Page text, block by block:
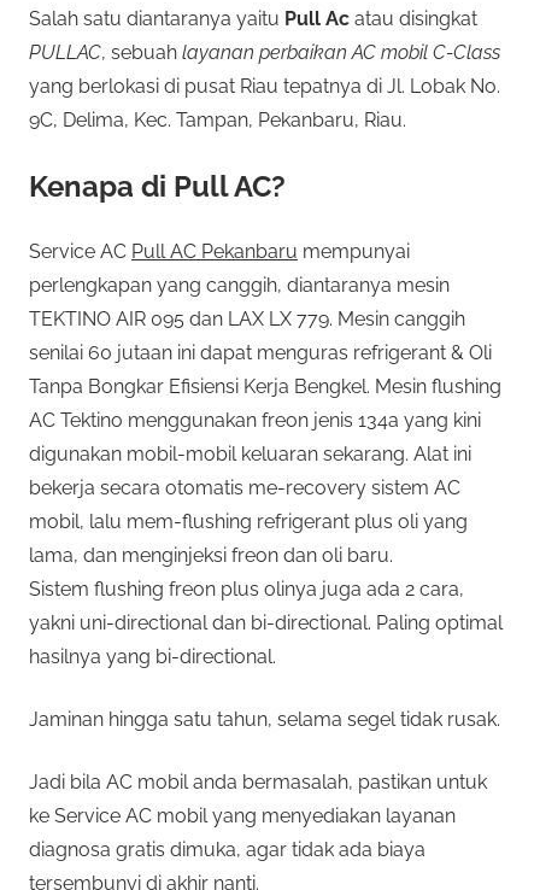
Salah satu diantaranya yaitu Pull Ac atau disingkat
PULLAC, sebuah layanan perbaikan AC mobil C-Class
yang berlokasi di pusat Riau tepatnya di Jl. Lobak No.
9C, Delima, Kec. Tampan, Pekanbaru, Riau.
Kenapa di Pull AC?
Service AC Pull AC Pekanbaru mempunyai
perlengkapan yang canggih, diantaranya mesin
TEKTINO AIR 095 dan LAX LX 779. Mesin canggih
senilai 60 jutaan ini dapat menguras refrigerant & Oli
Tanpa Bongkar Efisiensi Kerja Bengkel. Mesin flushing
AC Tektino menggunakan freon jenis 134a yang kini
digunakan mobil-mobil keluaran sekarang. Alat ini
bekerja secara otomatis me-recovery sistem AC
mobil, lalu mem-flushing refrigerant plus oli yang
lama, dan menginjeksi freon dan oli baru.
Sistem flushing freon plus olinya juga ada 2 cara,
yakni uni-directional dan bi-directional. Paling optimal
hasilnya yang bi-directional.
Jaminan hingga satu tahun, selama segel tidak rusak.
Jadi bila AC mobil anda bermasalah, pastikan untuk
ke Service AC mobil yang menyediakan layanan
diagnosa gratis dimuka, agar tidak ada biaya
tersembunyi di akhir nanti.